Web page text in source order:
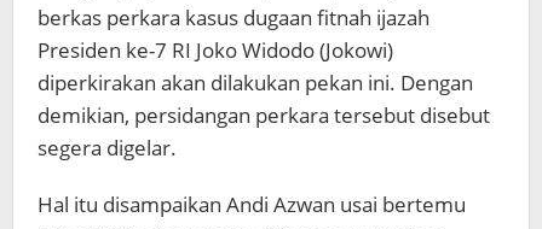
berkas perkara kasus dugaan fitnah ijazah
Presiden ke-7 RI Joko Widodo (Jokowi)
diperkirakan akan dilakukan pekan ini. Dengan
demikian, persidangan perkara tersebut disebut
segera digelar.
Hal itu disampaikan Andi Azwan usai bertemu